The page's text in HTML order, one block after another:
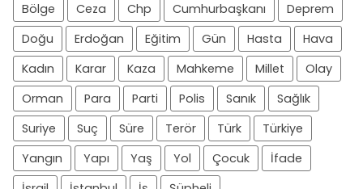
Bölge
Ceza Chp Cumhurbaşkanı
Deprem
Doğu
Erdoğan Eğitim Gün Hasta
Hava
Kadın
Karar Kaza Mahkeme Millet
Olay
Orman
Para Parti Polis Sanık
Sağlık
Suriye
Suç Süre Terör Türk
Türkiye
Yangın
Yapı Yaş Yol Çocuk
İfade